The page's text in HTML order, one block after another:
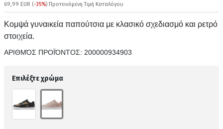
69,99 EUR (-35%) Προτεινόμενη Τιμή Καταλόγου
Κομψά γυναικεία παπούτσια με κλασικό σχεδιασμό και ρετρό
στοιχεία.
ΑΡΙΘΜΌΣ ΠΡΟΪΌΝΤΟΣ: 200000934903
Επιλέξτε χρώμα